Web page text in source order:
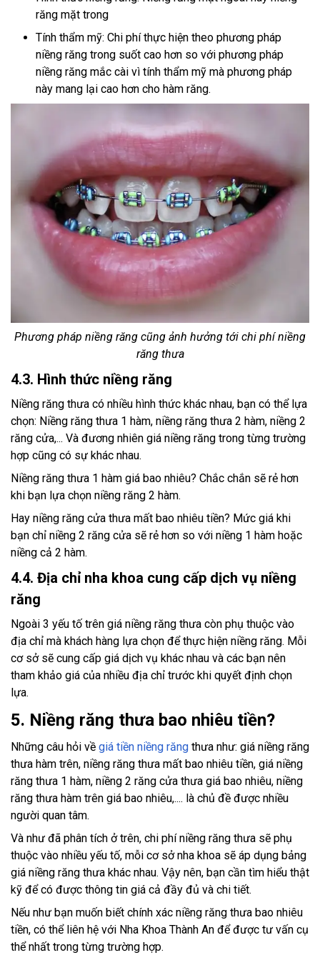
răng mặt trong
Tính thẩm mỹ: Chi phí thực hiện theo phương pháp
niềng răng trong suốt cao hơn so với phương pháp
niềng răng mắc cài vì tính thẩm mỹ mà phương pháp
này mang lại cao hơn cho hàm răng.
Phương pháp niềng răng cũng ảnh hưởng tới chi phí niềng
răng thưa
4.3. Hình thức niềng răng
Niềng răng thưa có nhiều hình thức khác nhau, bạn có thể lựa
chọn: Niềng răng thưa 1 hàm, niềng răng thưa 2 hàm, niềng 2
răng cửa,... Và đương nhiên giá niềng răng trong từng trường
hợp cũng có sự khác nhau.
Niềng răng thưa 1 hàm giá bao nhiêu? Chắc chắn sẽ rẻ hơn
khi bạn lựa chọn niềng răng 2 hàm.
Hay niềng răng cửa thưa mất bao nhiêu tiền? Mức giá khi
bạn chỉ niềng 2 răng cửa sẽ rẻ hơn so với niềng 1 hàm hoặc
niềng cả 2 hàm.
4.4. Địa chỉ nha khoa cung cấp dịch vụ niềng
răng
Ngoài 3 yếu tố trên giá niềng răng thưa còn phụ thuộc vào
địa chỉ mà khách hàng lựa chọn để thực hiện niềng răng. Mỗi
cơ sở sẽ cung cấp giá dịch vụ khác nhau và các bạn nên
tham khảo giá của nhiều địa chỉ trước khi quyết định chọn
lựa.
5. Niềng răng thưa bao nhiêu tiền?
Những câu hỏi về giá tiền niềng răng thưa như: giá niềng răng
thưa hàm trên, niềng răng thưa mất bao nhiêu tiền, giá niềng
răng thưa 1 hàm, niềng 2 răng cửa thưa giá bao nhiêu, niềng
răng thưa hàm trên giá bao nhiêu,.... là chủ đề được nhiều
người quan tâm.
Và như đã phân tích ở trên, chi phí niềng răng thưa sẽ phụ
thuộc vào nhiều yếu tố, mỗi cơ sở nha khoa sẽ áp dụng bảng
giá niềng răng thưa khác nhau. Vậy nên, bạn cần tìm hiểu thật
kỹ để có được thông tin giá cả đầy đủ và chi tiết.
Nếu như bạn muốn biết chính xác niềng răng thưa bao nhiêu
tiền, có thể liên hệ với Nha Khoa Thành An để được tư vấn cụ
thể nhất trong từng trường hợp.